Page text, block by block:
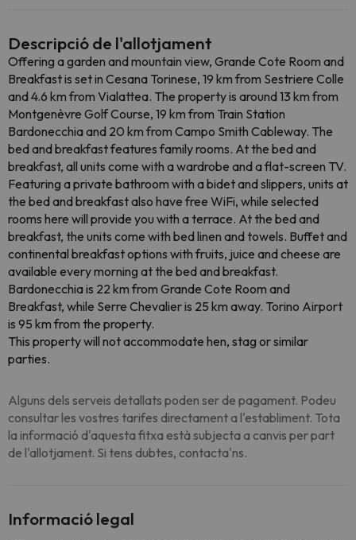
Descripció de l'allotjament
Offering a garden and mountain view, Grande Cote Room and
Breakfast is set in Cesana Torinese, 19 km from Sestriere Colle
and 4.6 km from Vialattea. The property is around 13 km from
Montgenèvre Golf Course, 19 km from Train Station
Bardonecchia and 20 km from Campo Smith Cableway. The
bed and breakfast features family rooms. At the bed and
breakfast, all units come with a wardrobe and a flat-screen TV.
Featuring a private bathroom with a bidet and slippers, units at
the bed and breakfast also have free WiFi, while selected
rooms here will provide you with a terrace. At the bed and
breakfast, the units come with bed linen and towels. Buffet and
continental breakfast options with fruits, juice and cheese are
available every morning at the bed and breakfast.
Bardonecchia is 22 km from Grande Cote Room and
Breakfast, while Serre Chevalier is 25 km away. Torino Airport
is 95 km from the property.
This property will not accommodate hen, stag or similar
parties.
Alguns dels serveis detallats poden ser de pagament. Podeu
consultar les vostres tarifes directament a l'establiment. Tota
la informació d'aquesta fitxa està subjecta a canvis per part
de l'allotjament. Si tens dubtes, contacta'ns.
Informació legal